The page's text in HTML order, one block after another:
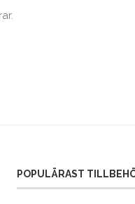
POPULÄRAST